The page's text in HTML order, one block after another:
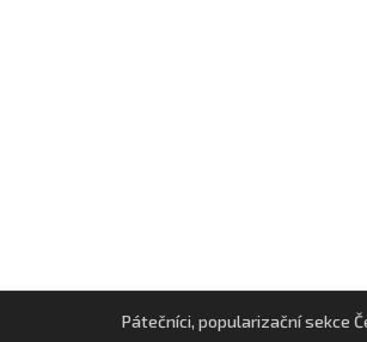
Pátečníci, popularizační sekce